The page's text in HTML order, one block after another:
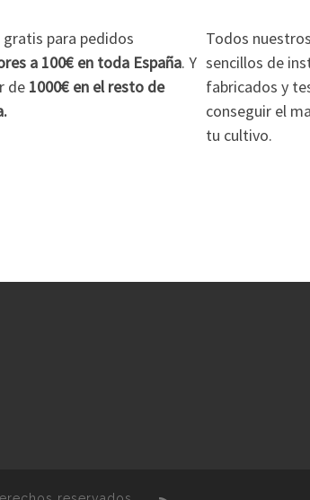
gratis para pedidos
a 100€ en toda España. Y
de 1000€ en el resto de
Todos
sencillos de
fabricados y
conseguir el
tu cultivo.